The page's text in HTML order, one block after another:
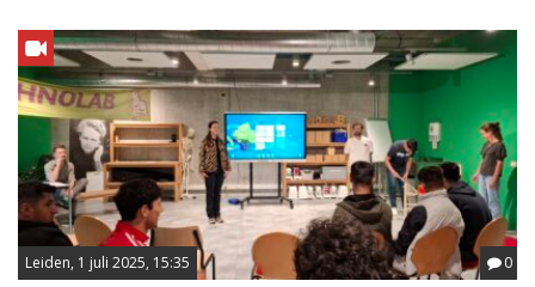
Leiden, 1 juli 2025, 15:35 0